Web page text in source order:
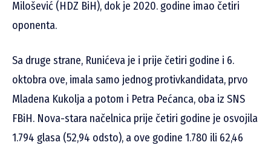
Milošević (HDZ BiH), dok je 2020. godine imao četiri
oponenta.
Sa druge strane, Runićeva je i prije četiri godine i 6.
oktobra ove, imala samo jednog protivkandidata, prvo
Mladena Kukolja a potom i Petra Pećanca, oba iz SNS
FBiH. Nova-stara načelnica prije četiri godine je osvojila
1.794 glasa (52,94 odsto), a ove godine 1.780 ili 62,46